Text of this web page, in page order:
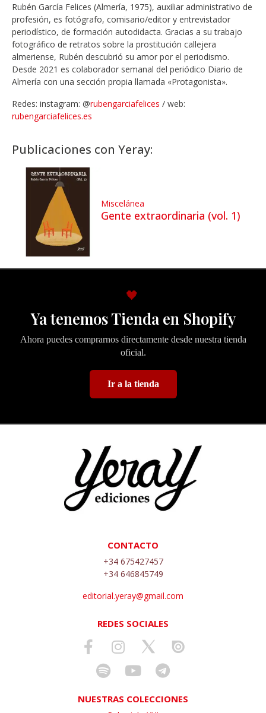
Rubén García Felices (Almería, 1975), auxiliar administrativo de
profesión, es fotógrafo, comisario/editor y entrevistador
periodístico, de formación autodidacta. Gracias a su trabajo
fotográfico de retratos sobre la prostitución callejera
almeriense, Rubén descubrió su amor por el periodismo.
Desde 2021 es colaborador semanal del periódico Diario de
Almería con una sección propia llamada «Protagonista».
Redes: instagram: @rubengarciafelices / web:
rubengarciafelices.es
Publicaciones con Yeray:
Miscelánea
Gente extraordinaria (vol. 1)
🖤
Ya tenemos Tienda en Shopify
Ahora puedes comprarnos directamente desde nuestra tienda
oficial.
Ir a la tienda
CONTACTO
+34 675427457
+34 646845749
editorial.yeray@gmail.com
REDES SOCIALES
NUESTRAS COLECCIONES